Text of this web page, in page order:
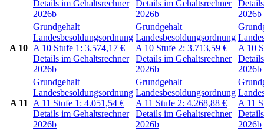
Details im Gehaltsrechner
2026b
Details im Gehaltsrechner
2026b
2026b
A 10
Grundgehalt
Landesbesoldungsordnung
A 10 Stufe 1: 3.574,17 €
Details im Gehaltsrechner
2026b
Grundgehalt
Landesbesoldungsordnung
A 10 Stufe 2: 3.713,59 €
Details im Gehaltsrechner
2026b
A 10
2026b
A 11
Grundgehalt
Landesbesoldungsordnung
A 11 Stufe 1: 4.051,54 €
Details im Gehaltsrechner
2026b
Grundgehalt
Landesbesoldungsordnung
A 11 Stufe 2: 4.268,88 €
Details im Gehaltsrechner
2026b
A 11
2026b